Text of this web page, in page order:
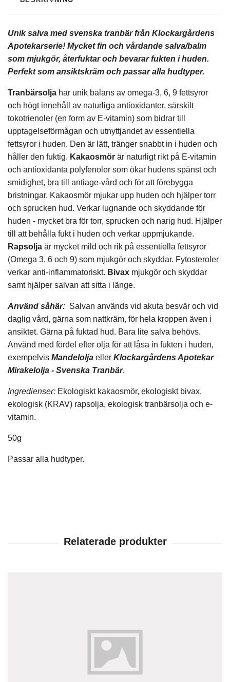
Unik salva med svenska tranbär från Klockargårdens
Apotekarserie! Mycket fin och vårdande salva/balm
som mjukgör, återfuktar och bevarar fukten i huden.
Perfekt som ansiktskräm och passar alla hudtyper.
Tranbärsolja har unik balans av omega-3, 6, 9 fettsyror
och högt innehåll av naturliga antioxidanter, särskilt
tokotrienoler (en form av E-vitamin) som bidrar till
upptagelseförmågan och utnyttjandet av essentiella
fettsyror i huden. Den är lätt, tränger snabbt in i huden och
håller den fuktig. Kakaosmör är naturligt rikt på E-vitamin
och antioxidanta polyfenoler som ökar hudens spänst och
smidighet, bra till antiage-vård och för att förebygga
bristningar. Kakaosmör mjukar upp huden och hjälper torr
och sprucken hud. Verkar lugnande och skyddande för
huden - mycket bra för torr, sprucken och narig hud. Hjälper
till att behålla fukt i huden och verkar uppmjukande.
Rapsolja är mycket mild och rik på essentiella fettsyror
(Omega 3, 6 och 9) som mjukgör och skyddar. Fytosteroler
verkar anti-inflammatoriskt. Bivax mjukgör och skyddar
samt hjälper salvan att sitta i länge.
Använd såhär: Salvan används vid akuta besvär och vid
daglig vård, gärna som nattkräm, för hela kroppen även i
ansiktet. Gärna på fuktad hud. Bara lite salva behövs.
Använd med fördel efter olja för att låsa in fukten i huden,
exempelvis Mandelolja eller Klockargårdens Apotekar
Mirakelolja - Svenska Tranbär.
Ingredienser: Ekologiskt kakaosmör, ekologiskt bivax,
ekologisk (KRAV) rapsolja, ekologisk tranbärsolja och e-
vitamin.
50g
Passar alla hudtyper.